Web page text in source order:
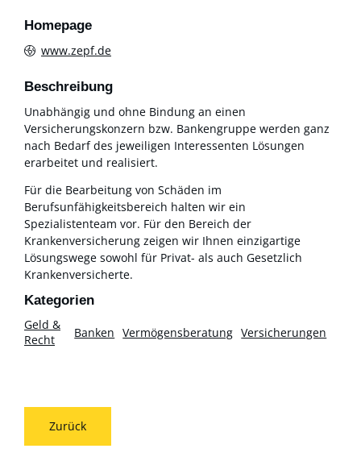
Homepage
www.zepf.de
Beschreibung
Unabhängig und ohne Bindung an einen
Versicherungskonzern bzw. Bankengruppe werden ganz
nach Bedarf des jeweiligen Interessenten Lösungen
erarbeitet und realisiert.
Für die Bearbeitung von Schäden im
Berufsunfähigkeitsbereich halten wir ein
Spezialistenteam vor. Für den Bereich der
Krankenversicherung zeigen wir Ihnen einzigartige
Lösungswege sowohl für Privat- als auch Gesetzlich
Krankenversicherte.
Geld &
Recht
Banken Vermögensberatung Versicherungen
Zurück